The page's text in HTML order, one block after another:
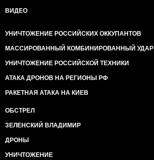
ВИДЕО
УНИЧТОЖЕНИЕ РОССИЙСКИХ ОККУПАНТОВ
МАССИРОВАННЫЙ КОМБИНИРОВАННЫЙ УДАР
УНИЧТОЖЕНИЕ РОССИЙСКОЙ ТЕХНИКИ
АТАКА ДРОНОВ НА РЕГИОНЫ РФ
РАКЕТНАЯ АТАКА НА КИЕВ
ОБСТРЕЛ
ЗЕЛЕНСКИЙ ВЛАДИМИР
ДРОНЫ
УНИЧТОЖЕНИЕ